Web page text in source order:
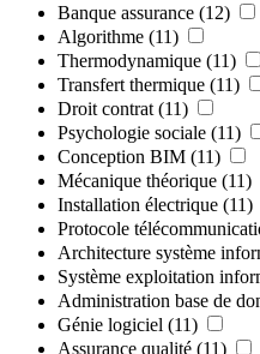
Banque assurance (12)
Algorithme (11)
Thermodynamique (11)
Transfert thermique (11)
Droit contrat (11)
Psychologie sociale (11)
Conception BIM (11)
Mécanique théorique (11)
Installation électrique (11)
Protocole
Architecture système
Système exploitation
Administration base de
Génie logiciel (11)
Assurance qualité (11)